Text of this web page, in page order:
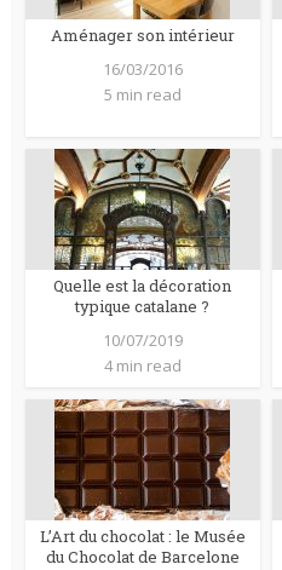
Aménager son intérieur
16/03/2016
5 min read
Quelle est la décoration
typique catalane ?
10/07/2019
4 min read
L’Art du chocolat : le Musée
du Chocolat de Barcelone